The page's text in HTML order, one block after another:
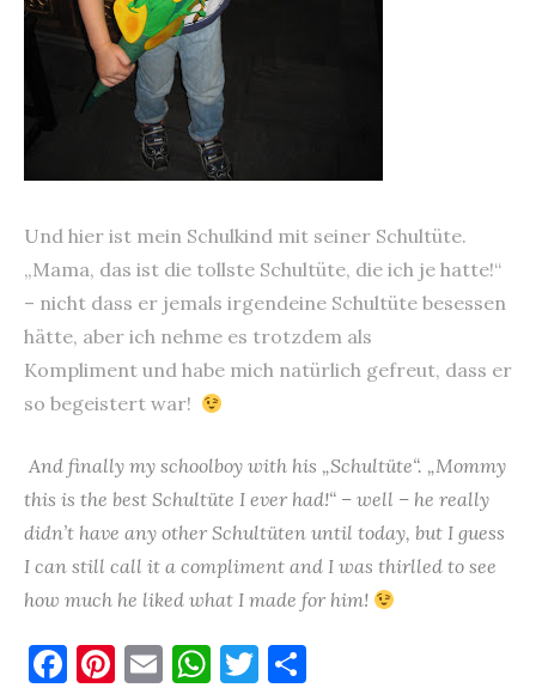
Und hier ist mein Schulkind mit seiner Schultüte.
„Mama, das ist die tollste Schultüte, die ich je hatte!“
– nicht dass er jemals irgendeine Schultüte besessen
hätte, aber ich nehme es trotzdem als
Kompliment und habe mich natürlich gefreut, dass er
so begeistert war!
And finally my schoolboy with his „Schultüte“. „Mommy
this is the best Schultüte I ever had!“ – well – he really
didn’t have any other Schultüten until today, but I guess
I can still call it a compliment and I was thirlled to see
how much he liked what I made for him!
F Pi E W T